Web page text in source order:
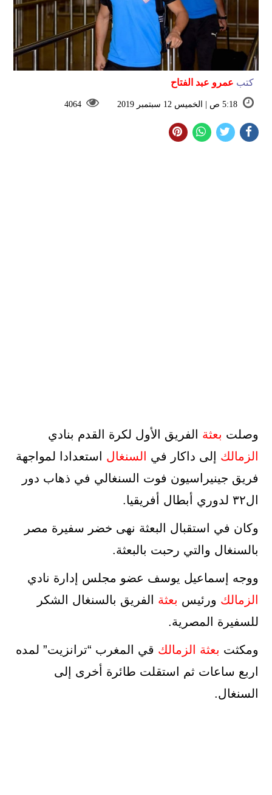
كتب عمرو عبد الفتاح
5:18 ص | الخميس 12 سبتمبر 2019 4064
وصلت بعثة الفريق الأول لكرة القدم بنادي
الزمالك إلى داكار في السنغال استعدادا لمواجهة
فريق جينيراسيون فوت السنغالي في ذهاب دور
ال٣٢ لدوري أبطال أفريقيا.
وكان في استقبال البعثة نهى خضر سفيرة مصر
بالسنغال والتي رحبت بالبعثة.
ووجه إسماعيل يوسف عضو مجلس إدارة نادي
الزمالك ورئيس بعثة الفريق بالسنغال الشكر
للسفيرة المصرية.
ومكثت بعثة الزمالك قي المغرب “ترانزيت” لمده
اربع ساعات ثم استقلت طائرة أخرى إلى
السنغال.